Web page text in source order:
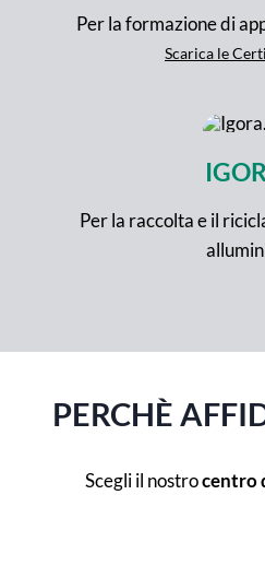
Per la formazione di
Scarica le
Per la raccolta e il
PERCHÈ
Scegli il nostrocentro